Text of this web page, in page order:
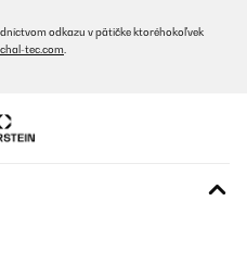
leuchtet). An Fernbedienung -
dabei in unmittelbarer Nähe zum
grüne Lämpchen zusätzlich
ertönt, hat es geklappt. Hat
Thermostate in den
aber messen die Temperatur
Gead weniger angezeigt als
Dn wenn es 21 Grad werden
eingeben.Aber aufgepasst: Die
wenn die Zieltemperatur nicht
angeben.
odkazu v pätičke ktoréhokoľvek
tec.com